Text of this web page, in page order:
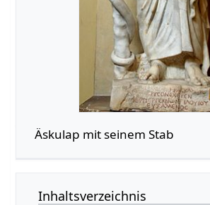
Äskulap mit seinem Stab
Inhaltsverzeichnis